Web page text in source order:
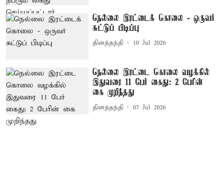
நெல்லை இரட்டைக் கொலை - ஒருவர்
சுட்டுப் பிடிப்பு
தினத்தந்தி 10 Jul 2026
நெல்லை இரட்டை கொலை வழக்கில்
இதுவரை 11 பேர் கைது: 2 பேரின்
கை முறிந்தது
தினத்தந்தி 07 Jul 2026